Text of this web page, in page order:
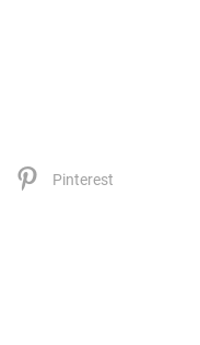
Pinterest